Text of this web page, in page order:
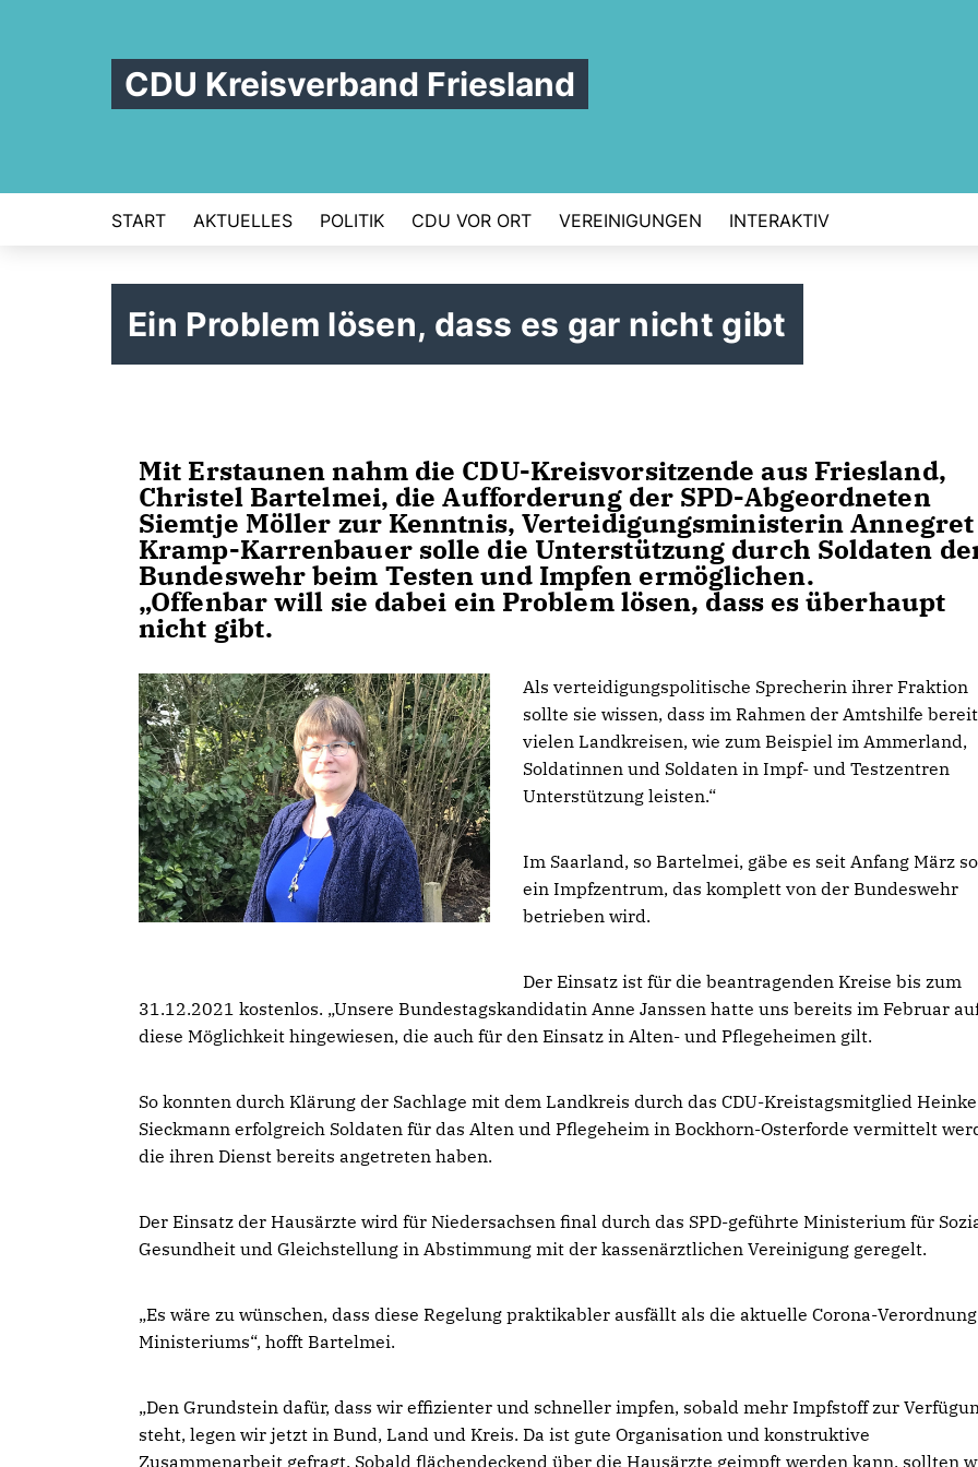
CDU Kreisverband Friesland
START AKTUELLES POLITIK CDU VOR ORT VEREINIGUNGEN INTERAKTIV
Ein Problem lösen, dass es gar nicht gibt
Mit Erstaunen nahm die CDU-Kreisvorsitzende aus Friesland,
Christel Bartelmei, die Aufforderung der SPD-Abgeordneten
Siemtje Möller zur Kenntnis, Verteidigungsministerin Annegret
Kramp-Karrenbauer solle die Unterstützung durch Soldaten
Bundeswehr beim Testen und Impfen ermöglichen.
Offenbar will sie dabei ein Problem lösen, dass es überhaupt
nicht gibt.
Als verteidigungspolitische Sprecherin ihrer Fraktion
sollte sie wissen, dass im Rahmen der Amtshilfe
vielen Landkreisen, wie zum Beispiel im Ammerland,
Soldatinnen und Soldaten in Impf- und Testzentren
Unterstützung leisten.“
Im Saarland, so Bartelmei, gäbe es seit Anfang März
ein Impfzentrum, das komplett von der Bundeswehr
betrieben wird.
Der Einsatz ist für die beantragenden Kreise bis zum
31.12.2021 kostenlos. „Unsere Bundestagskandidatin Anne Janssen hatte uns bereits im Februar
diese Möglichkeit hingewiesen, die auch für den Einsatz in Alten- und Pflegeheimen gilt.
So konnten durch Klärung der Sachlage mit dem Landkreis durch das CDU-Kreistagsmitglied Heinke
Sieckmann erfolgreich Soldaten für das Alten und Pflegeheim in Bockhorn-Osterforde vermittelt
die ihren Dienst bereits angetreten haben.
Der Einsatz der Hausärzte wird für Niedersachsen final durch das SPD-geführte Ministerium für
Gesundheit und Gleichstellung in Abstimmung mit der kassenärztlichen Vereinigung geregelt.
Es wäre zu wünschen, dass diese Regelung praktikabler ausfällt als die aktuelle Corona-
Ministeriums“, hofft Bartelmei.
Den Grundstein dafür, dass wir effizienter und schneller impfen, sobald mehr Impfstoff zur
steht, legen wir jetzt in Bund, Land und Kreis. Da ist gute Organisation und konstruktive
Zusammenarbeit gefragt. Sobald flächendeckend über die Hausärzte geimpft werden kann, sollten